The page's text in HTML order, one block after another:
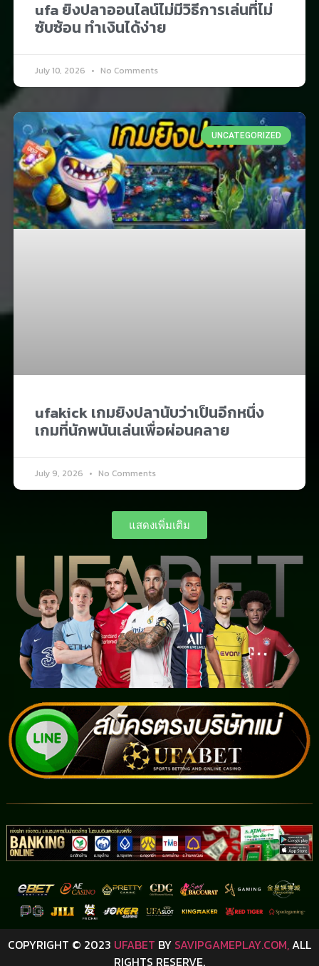
ufa ยิงปลาออนไลน์ไม่มีวิธีการเล่นที่ไม่
ซับซ้อน ทำเงินได้ง่าย
July 10, 2026 No Comments
UNCATEGORIZED
ufakick เกมยิงปลานับว่าเป็นอีกหนึ่ง
เกมที่นักพนันเล่นเพื่อผ่อนคลาย​
July 9, 2026 No Comments
แสดงเพิ่มเติม
COPYRIGHT © 2023 UFABET BY SAVIPGAMEPLAY.COM,ALL
RIGHTS RESERVE.